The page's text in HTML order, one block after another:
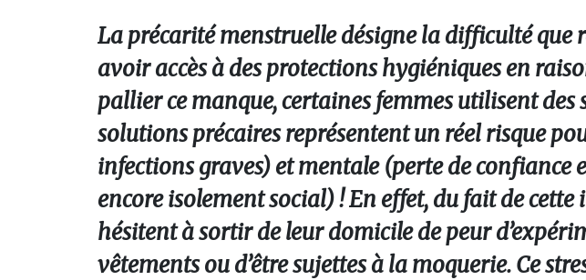
La précarité menstruelle désigne la difficulté que
avoir accès à des protections hygiéniques en
pallier ce manque, certaines femmes utilisent
solutions précaires représentent un réel risque
infections graves) et mentale (perte de confiance
encore isolement social) ! En effet, du fait de
hésitent à sortir de leur domicile de peur
vêtements ou d’être sujettes à la moquerie. Ce